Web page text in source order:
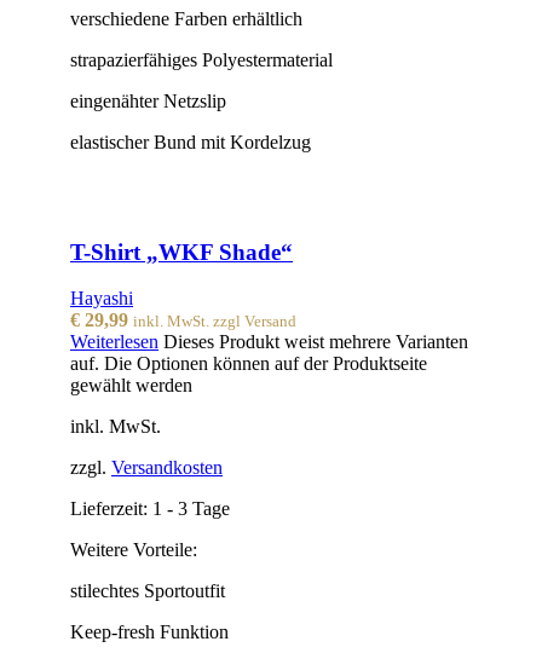
verschiedene Farben erhältlich
strapazierfähiges Polyestermaterial
eingenähter Netzslip
elastischer Bund mit Kordelzug
T-Shirt „WKF Shade“
Hayashi
€ 29,99 inkl. MwSt. zzgl Versand
Weiterlesen Dieses Produkt weist mehrere Varianten
auf. Die Optionen können auf der Produktseite
gewählt werden
inkl. MwSt.
zzgl. Versandkosten
Lieferzeit: 1 - 3 Tage
Weitere Vorteile:
stilechtes Sportoutfit
Keep-fresh Funktion